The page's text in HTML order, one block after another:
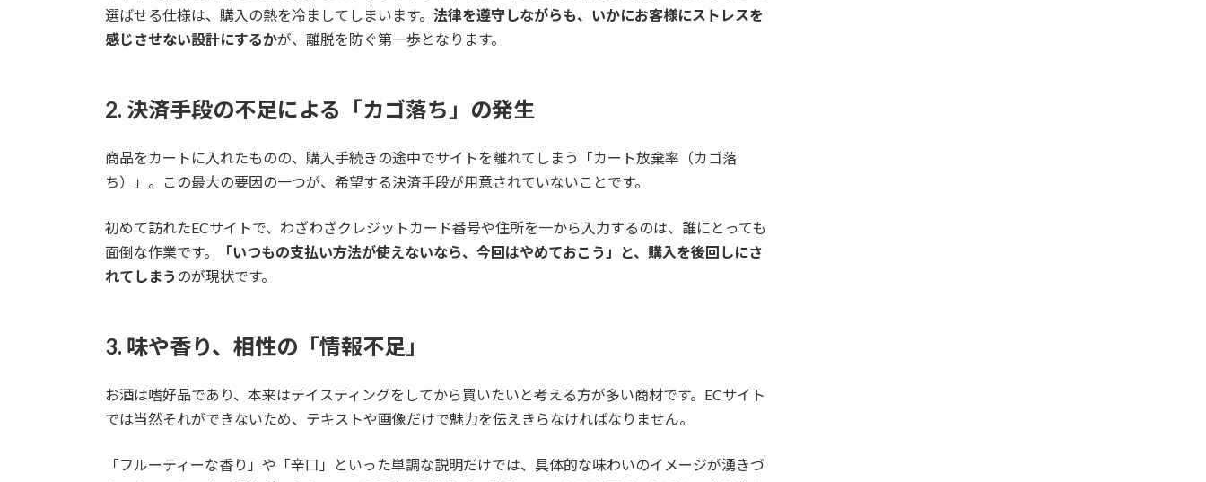
選ばせる仕様は、購入の熱を冷ましてしまいます。 法律を遵守しながらも、いかにお客様にストレスを
感じさせない設計にするかが、離脱を防ぐ第一歩となります。
2. 決済手段の不足による「カゴ落ち」の発生
商品をカートに入れたものの、購入手続きの途中でサイトを離れてしまう「カート放棄率（カゴ落
ち）」。この最大の要因の一つが、希望する決済手段が用意されていないことです。
初めて訪れたECサイトで、わざわざクレジットカード番号や住所を一から入力するのは、誰にとっても
面倒な作業です。
「いつもの支払い方法が使えないなら、今回はやめておこう」と、購入を後回しにさ
れてしまう のが現状です。
3. 味や香り、相性の「情報不足」
お酒は嗜好品であり、本来はテイスティングをしてから買いたいと考える方が多い商材です。ECサイト
では当然それができないため、テキストや画像だけで魅力を伝えきらなければなりません。
「フルーティーな香り」や「辛口」といった単調な説明だけでは、具体的な味わいのイメージが湧きづ